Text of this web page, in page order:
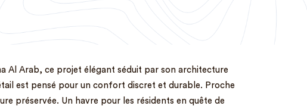
Al Arab, ce projet élégant séduit par son architecture
est pensé pour un confort discret et durable. Proche
préservée. Un havre pour les résidents en quête de